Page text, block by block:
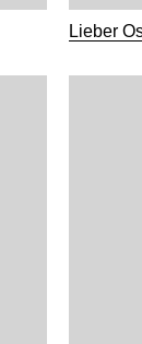
Lieber